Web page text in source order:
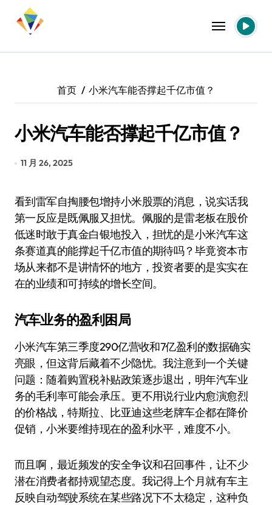
首页 小米汽车能否撑起千亿市值？
小米汽车能否撑起千亿市值？
11 月 26, 2025
看到雷军自掏腰包增持小米股票的消息，说实话我
第一反应是既佩服又担忧。佩服的是雷老板在股价
低迷时敢于真金白银地投入，担忧的是小米汽车这
条赛道真的能撑起千亿市值的期待吗？毕竟资本市
场从来都不是讲情怀的地方，投资者要的是实实在
在的业绩和可持续的增长空间。
汽车业务的盈利困局
小米汽车第三季度290亿营收和7亿盈利的数据确实
亮眼，但这背后藏着不少隐忧。我注意到一个关键
问题：随着购置税补贴政策逐步退出，明年汽车业
务的毛利率可能会承压。更不用说行业内愈演愈烈
的价格战，特斯拉、比亚迪这些老牌车企都在降价
促销，小米要维持现在的盈利水平，难度不小。
而且啊，最近频发的安全争议和召回事件，让不少
潜在消费者都持观望态度。我记得上个月就有车主
反映自动驾驶系统在某些路况下不太稳定，这种负